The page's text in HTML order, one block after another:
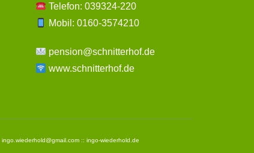
Telefon: 039324-220
Mobil: 0160-3574210
pension@schnitterhof.de
www.schnitterhof.de
ingo.wiederhold@gmail.com :: ingo-wiederhold.de